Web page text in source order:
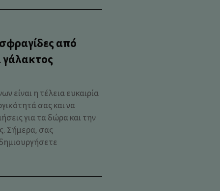
από
είναι η τέλεια ευκαιρία
σας και να
για τα δώρα και την
Σήμερα, σας